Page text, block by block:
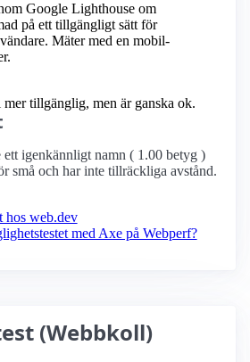
Google Lighthouse om
på ett tillgängligt sätt för
Mäter med en mobil­
tillgänglig, men är ganska ok.
ett igenkännligt namn ( 1.00 betyg )
små och har inte tillräckliga avstånd.
web.dev
med Axe på Webperf?
(Webbkoll)